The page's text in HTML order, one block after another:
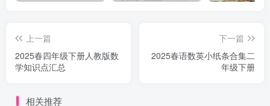
上一篇
2025春四年级下册人教版数
学知识点汇总
下一篇
2025春语数英小纸条合集二
年级下册
相关推荐